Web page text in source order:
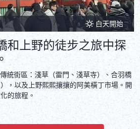
白天開始
和上野的徒步之旅中探
統街區：淺草（雷門、淺草寺）、合羽橋
，以及上野熙熙攘攘的阿美橫丁市場。開
的旅程。